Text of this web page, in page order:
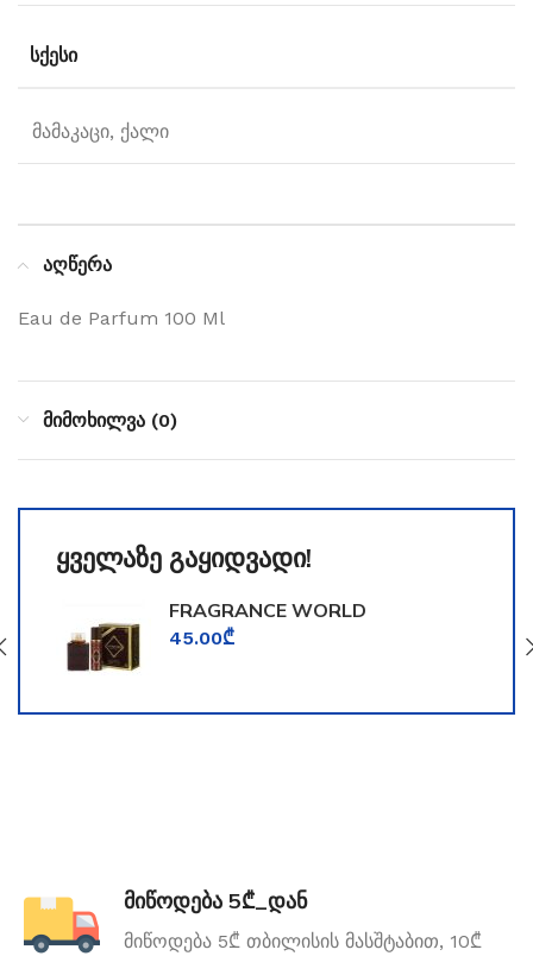
ᲡᲥᲔᲡᲘ
მამაკაცი, ქალი
აღწერა
Eau de Parfum 100 Ml
მიმოხილვა (0)
ყველაზე გაყიდვადი!
FRAGRANCE WORLD
TOOMFORD
45.00₾
მიწოდება 5₾_დან
მიწოდება 5₾ თბილისის მასშტაბით, 10₾